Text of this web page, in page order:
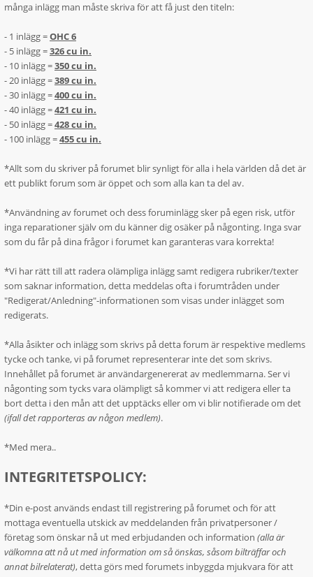
många inlägg man måste skriva för att få just den titeln:
- 1 inlägg =OHC 6
- 5 inlägg =326 cu in.
- 10 inlägg =350 cu in.
- 20 inlägg =389 cu in.
- 30 inlägg =400 cu in.
- 40 inlägg =421 cu in.
- 50 inlägg =428 cu in.
- 100 inlägg =455 cu in.
*Allt som du skriver på forumet blir synligt för alla i hela världen då det är
ett publikt forum som är öppet och som alla kan ta del av.
*Användning av forumet och dess foruminlägg sker på egen risk, utför
inga reparationer själv om du känner dig osäker på någonting. Inga svar
som du får på dina frågor i forumet kan garanteras vara korrekta!
*Vi har rätt till att radera olämpliga inlägg samt redigera rubriker/texter
som saknar information, detta meddelas ofta i forumtråden under
"Redigerat/Anledning"-informationen som visas under inlägget som
redigerats.
*Alla åsikter och inlägg som skrivs på detta forum är respektive medlems
tycke och tanke, vi på forumet representerar inte det som skrivs.
Innehållet på forumet är användargenererat av medlemmarna. Ser vi
någonting som tycks vara olämpligt så kommer vi att redigera eller ta
bort detta i den mån att det upptäcks eller om vi blir notifierade om det
(ifall det rapporteras av någon medlem).
*Med mera..
INTEGRITETSPOLICY:
*Din e-post används endast till registrering på forumet och för att
mottaga eventuella utskick av meddelanden från privatpersoner /
företag som önskar nå ut med erbjudanden och information (alla är
välkomna att nå ut med information om så önskas, såsom bilträffar och
annat bilrelaterat), detta görs med forumets inbyggda mjukvara för att